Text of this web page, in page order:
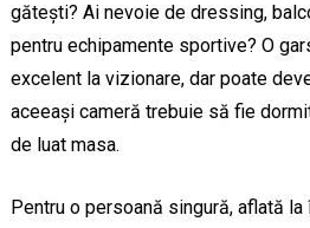
gătești? Ai nevoie de dressing,
pentru echipamente sportive? O
excelent la vizionare, dar poate
aceeași cameră trebuie să fie
de luat masa.
Pentru o persoană singură, aflată la